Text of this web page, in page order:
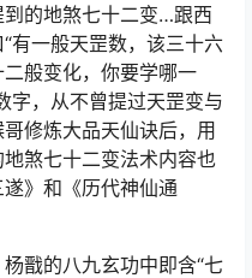
的地煞七十二变…跟西
有一般天罡数，该三十六
般变化，你要学哪一
字，从不曾提过天罡变与
修炼大品天仙诀后，用
煞七十二变法术内容也
》和《历代神仙通
戬的八九玄功中即含“七